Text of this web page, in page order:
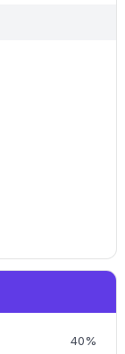
40%